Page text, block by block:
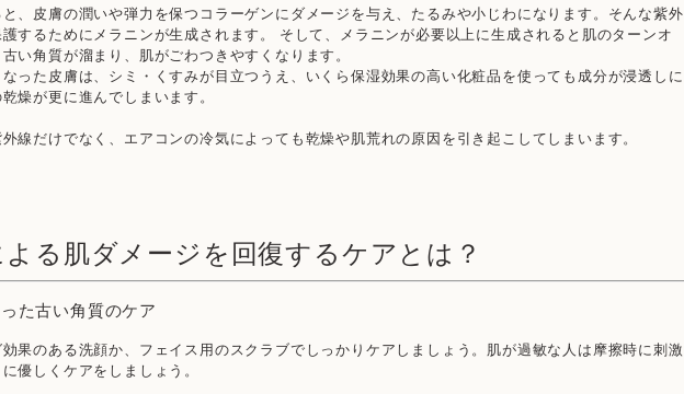
、皮膚の潤いや弾力を保つコラーゲンにダメージを与え、たるみや小じわになります。そんな紫外
するためにメラニンが生成されます。 そして、メラニンが必要以上に生成されると肌のターンオ
い角質が溜まり、肌がごわつきやすくなります。
った皮膚は、シミ・くすみが目立つうえ、いくら保湿効果の高い化粧品を使っても成分が浸透しに
燥が更に進んでしまいます。
線だけでなく、エアコンの冷気によっても乾燥や肌荒れの原因を引き起こしてしまいます。
る肌ダメージを回復するケアとは？
た古い角質のケア
果のある洗顔か、フェイス用のスクラブでしっかりケアしましょう。肌が過敏な人は摩擦時に刺激
優しくケアをしましょう。